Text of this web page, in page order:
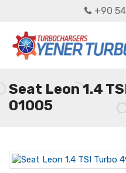
+90
Seat Leon 1.4
01005